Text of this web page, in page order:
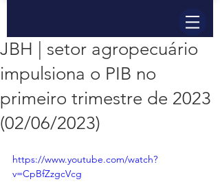
JBH | setor agropecuário
impulsiona o PIB no
primeiro trimestre de 2023
(02/06/2023)
https://www.youtube.com/watch?
v=CpBfZzgcVcg